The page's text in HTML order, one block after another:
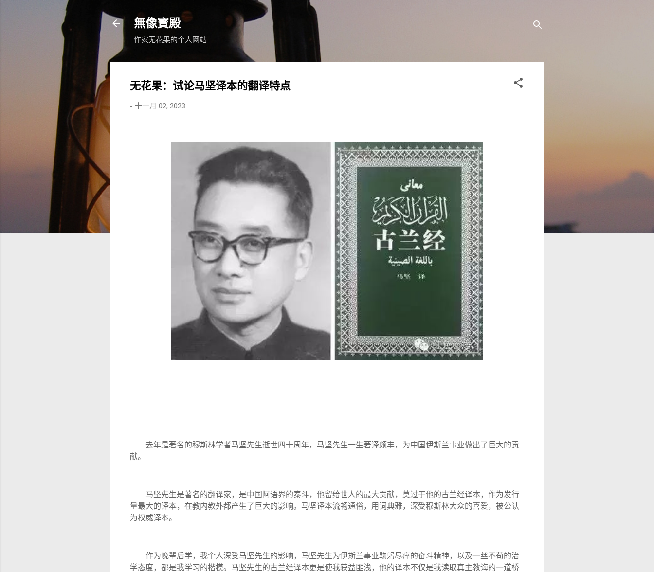
跳至主要内容
無像寳殿
作家无花果的个人网站
无花果：试论马坚译本的翻译特点
- 十一月 02, 2023
去年是著名的穆斯林学者马坚先生逝世四十周年，马坚先生一生著译颇丰，为中国伊斯兰事业做出了巨大的贡
献。
马坚先生是著名的翻译家，是中国阿语界的泰斗，他留给世人的最大贡献，莫过于他的古兰经译本，作为发行
量最大的译本，在教内教外都产生了巨大的影响。马坚译本流畅通俗，用词典雅，深受穆斯林大众的喜爱，被公认
为权威译本。
作为晚辈后学，我个人深受马坚先生的影响，马坚先生为伊斯兰事业鞠躬尽瘁的奋斗精神，以及一丝不苟的治
学态度，都是我学习的楷模。马坚先生的古兰经译本更是使我获益匪浅，他的译本不仅是我读取真主教诲的一道桥